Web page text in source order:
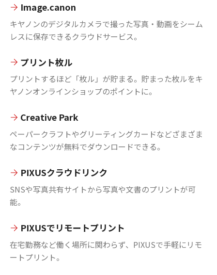
Image.canon
キヤノンのデジタルカメラで撮った写真・動画をシーム
レスに保存できるクラウドサービス。
プリント枚ル
プリントするほど「枚ル」が貯まる。貯まった枚ルをキ
ヤノンオンラインショップのポイントに。
Creative Park
ペーパークラフトやグリーティングカードなどざまざま
なコンテンツが無料でダウンロードできる。
PIXUSクラウドリンク
SNSや写真共有サイトから写真や文書のプリントが可
能。
PIXUSでリモートプリント
在宅勤務など働く場所に関わらず、PIXUSで手軽にリモ
ートプリント。